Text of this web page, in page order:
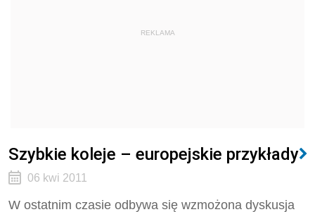
REKLAMA
Szybkie koleje – europejskie przykłady
06 kwi 2011
W ostatnim czasie odbywa się wzmożona dyskusja